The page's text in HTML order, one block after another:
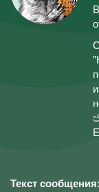
Текст сообщения: